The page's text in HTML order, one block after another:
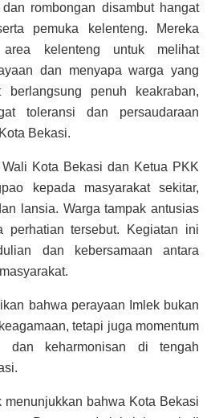
rombongan disambut hangat
pemuka kelenteng. Mereka
area kelenteng untuk melihat
dan menyapa warga yang
berlangsung penuh keakraban,
toleransi dan persaudaraan
Bekasi.
Kota Bekasi dan Ketua PKK
kepada masyarakat sekitar,
lansia. Warga tampak antusias
perhatian tersebut. Kegiatan ini
dan kebersamaan antara
bahwa perayaan Imlek bukan
tetapi juga momentum
dan keharmonisan di tengah
menunjukkan bahwa Kota Bekasi